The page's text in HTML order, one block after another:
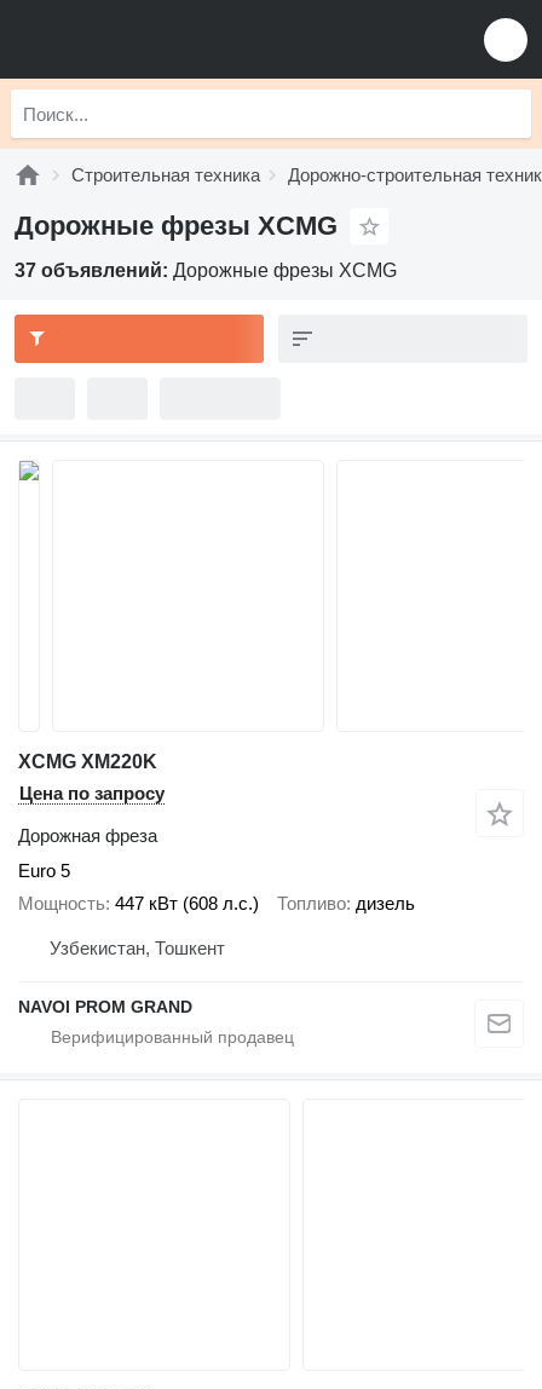
Строительная техника Дорожно-строительная
Дорожные фрезы XCMG
37 объявлений: Дорожные фрезы XCMG
XCMG XM220K
Цена по запросу
Дорожная фреза
Euro 5
Мощность 447 кВт (608 л.с.) Топливо дизель
Узбекистан, Тошкент
NAVOI PROM GRAND